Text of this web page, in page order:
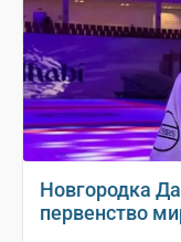
Новгородка
первенство